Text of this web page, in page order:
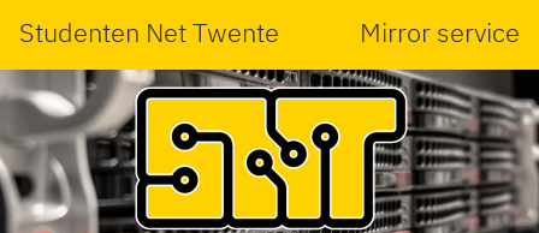
Studenten Net Twente Mirror service